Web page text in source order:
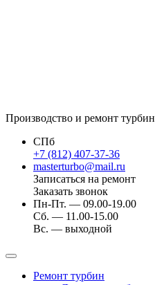
Производство и ремонт турбин
СПб
+7 (812) 407-37-36
masterturbo@mail.ru
Записаться на ремонт
Заказать звонок
Пн-Пт. — 09.00-19.00
Сб. — 11.00-15.00
Вс. — выходной
Ремонт турбин